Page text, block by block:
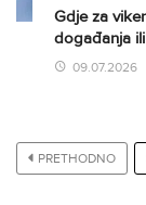
Gdje za
događanja
09.07.2026
PRETHODNO